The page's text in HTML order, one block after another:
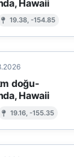
Hawaii
19.38, -154.85
doğu-
Hawaii
19.16, -155.35